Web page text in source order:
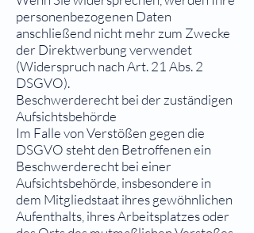
personenbezogenen Daten
anschließend nicht mehr zum Zwecke
der Direktwerbung verwendet
(Widerspruch nach Art. 21 Abs. 2
DSGVO).
Beschwerderecht bei der zuständigen
Aufsichtsbehörde
Im Falle von Verstößen gegen die
DSGVO steht den Betroffenen ein
Beschwerderecht bei einer
Aufsichtsbehörde, insbesondere in
dem Mitgliedstaat ihres gewöhnlichen
Aufenthalts, ihres Arbeitsplatzes oder